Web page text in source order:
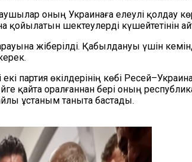
оның Украинаға елеулі қолдау
шектеулерді күшейтетінін
жіберілді. Қабылдануы үшін
екі партия өкілдерінің көбі
қайта оралғаннан бері оның
ұстаным таныта бастады.